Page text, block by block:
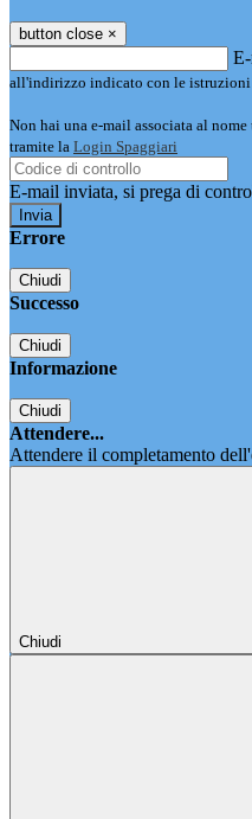
button close ×
all'indirizzo indicato con le istruzioni
Non hai una e-mail associata al
tramite la Login Spaggiari
E-mail inviata, si prega di
Errore
Chiudi
Successo
Chiudi
Informazione
Chiudi
Attendere...
Attendere il completamento
Chiudi